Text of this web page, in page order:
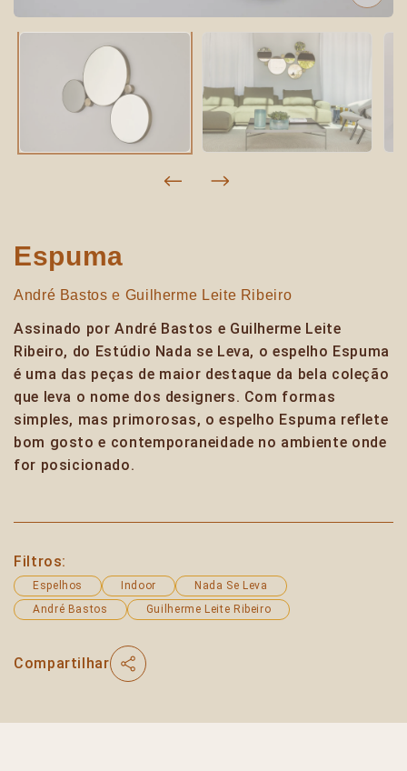
Espuma
André Bastos e Guilherme Leite Ribeiro
Assinado por André Bastos e Guilherme Leite
Ribeiro, do Estúdio Nada se Leva, o espelho Espuma
é uma das peças de maior destaque da bela coleção
que leva o nome dos designers. Com formas
simples, mas primorosas, o espelho Espuma reflete
bom gosto e contemporaneidade no ambiente onde
for posicionado.
Filtros:
Espelhos Indoor
Nada Se Leva
André Bastos
Guilherme Leite Ribeiro
Compartilhar